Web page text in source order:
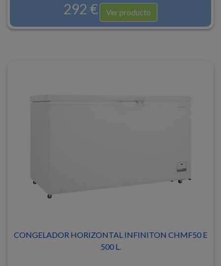
292 € Ver producto
CONGELADOR HORIZONTAL INFINITON CHMF50 E
500 L.